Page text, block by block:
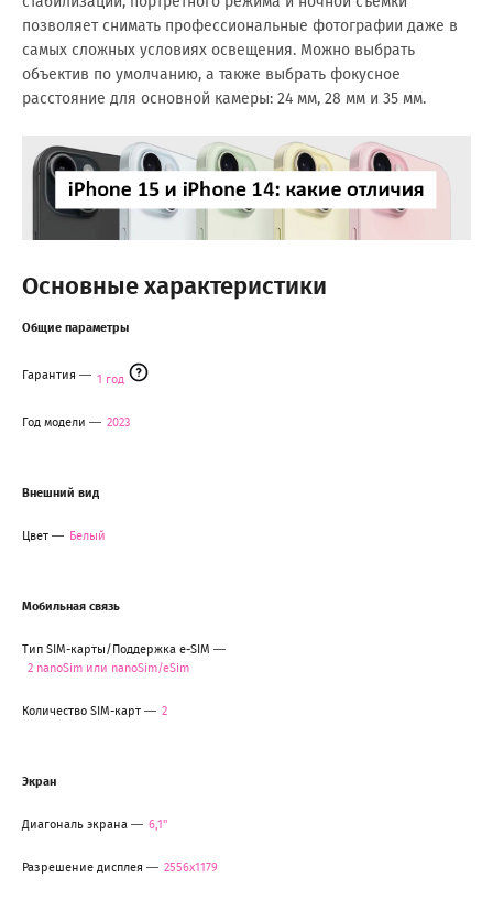
позволяет снимать профессиональные фотографии даже в
самых сложных условиях освещения. Можно выбрать
объектив по умолчанию, а также выбрать фокусное
расстояние для основной камеры: 24 мм, 28 мм и 35 мм.
Основные характеристики
Общие параметры
Гарантия 1 год
Год модели 2023
Внешний вид
Цвет Белый
Мобильная связь
Тип SIM-карты/Поддержка e-SIM
2 nanoSim или nanoSim/eSim
Количество SIM-карт 2
Экран
Диагональ экрана 6,1"
Разрешение дисплея 2556x1179